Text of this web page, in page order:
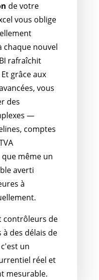
de votre
vous oblige
chaque nouvel
rafraîchit
grâce aux
vous
des
—
comptes
même un
averti
à
contrôleurs de
des délais de
un
réel et
mesurable.